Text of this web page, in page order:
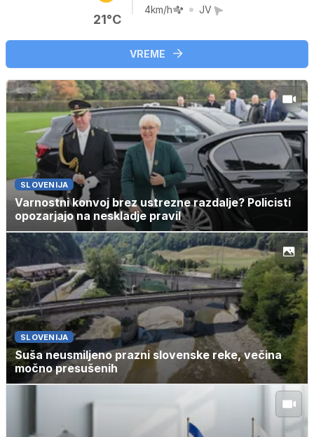
21°C
4km/h JV
VREME
SLOVENIJA
Varnostni konvoj brez ustrezne razdalje? Policisti
opozarjajo na neskladje pravil
SLOVENIJA
Suša neusmiljeno prazni slovenske reke, večina
močno presušenih